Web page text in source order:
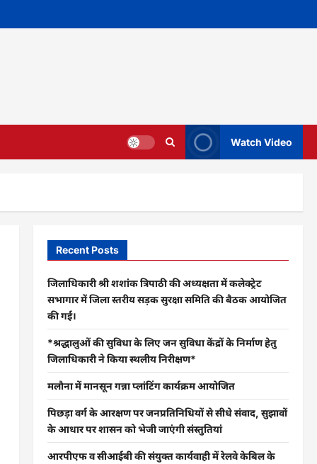
Watch Video
Recent Posts
जिलाधिकारी श्री शशांक त्रिपाठी की अध्यक्षता में कलेक्ट्रेट
सभागार में जिला स्तरीय सड़क सुरक्षा समिति की बैठक आयोजित
की गई।
*श्रद्धालुओं की सुविधा के लिए जन सुविधा केंद्रों के निर्माण हेतु
जिलाधिकारी ने किया स्थलीय निरीक्षण*
मलौना में मानसून गन्ना प्लांटिंग कार्यक्रम आयोजित
पिछड़ा वर्ग के आरक्षण पर जनप्रतिनिधियों से सीधे संवाद, सुझावों
के आधार पर शासन को भेजी जाएंगी संस्तुतियां
आरपीएफ व सीआईबी की संयुक्त कार्यवाही में रेलवे केबिल के